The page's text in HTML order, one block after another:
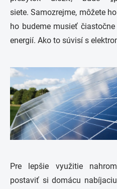
siete. Samozrejme, môžete
ho budeme musieť
energií. Ako to súvisí s
Pre lepšie využitie
postaviť si domácu